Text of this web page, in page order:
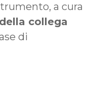
a cura
collega
di